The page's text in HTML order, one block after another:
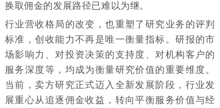
换取佣金的发展路径已难以为继。
行业营收格局的改变，也重塑了研究业务的评判
标准，创收能力不再是唯一衡量指标。研报的市
场影响力、对投资决策的支持度、对机构客户的
服务深度等，均成为衡量研究价值的重要维度。
当前，卖方研究正式迈入全新发展阶段，行业发
展重心从追逐佣金收益，转向平衡服务价值与经